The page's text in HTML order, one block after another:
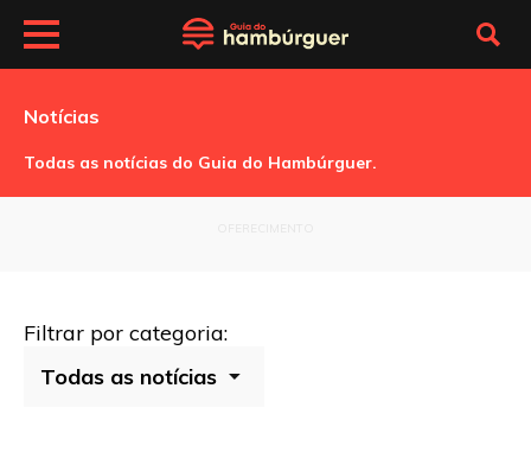
Notícias
Todas as notícias do Guia do Hambúrguer.
Filtrar por categoria: